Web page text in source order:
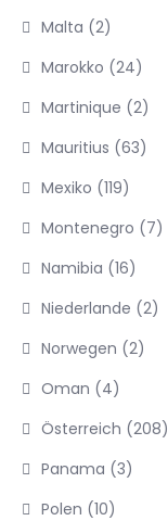
Malta (2)
Marokko (24)
Martinique (2)
Mauritius (63)
Mexiko (119)
Montenegro (7)
Namibia (16)
Niederlande (2)
Norwegen (2)
Oman (4)
Österreich (208)
Panama (3)
Polen (10)